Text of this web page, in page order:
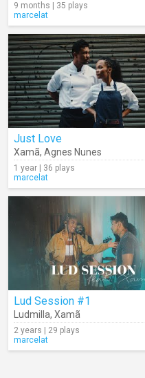
9 months | 35 plays
marcelat
Just Love
Xamã, Agnes Nunes
1 year | 36 plays
marcelat
Lud Session #1
Ludmilla, Xamã
2 years | 29 plays
marcelat